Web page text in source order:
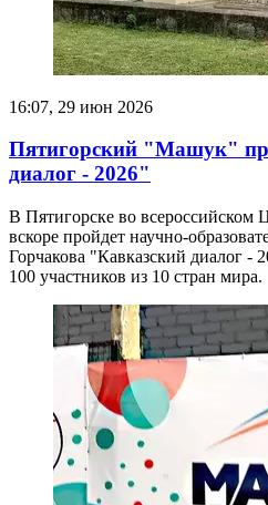
16:07, 29 июн 2026
Пятигорский "Машук"
диалог - 2026"
В Пятигорске во
вскоре пройдет научно-
Горчакова "Кавказский диалог -
100 участников из 10 стран мира.